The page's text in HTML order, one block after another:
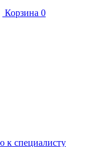
Корзина 0